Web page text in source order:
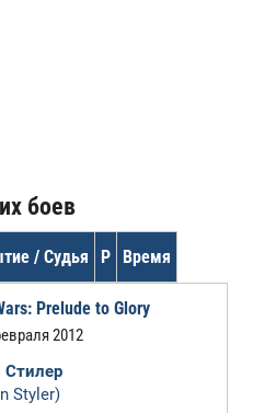
боев
/ Судья Р Время
Prelude to Glory
2012
Стилер
Styler)